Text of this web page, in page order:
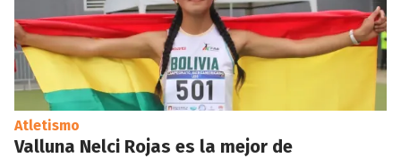
Atletismo
Valluna Nelci Rojas es la mejor de